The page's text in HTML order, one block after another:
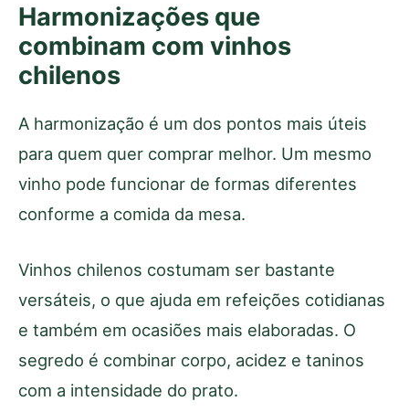
Harmonizações que
combinam com vinhos
chilenos
A harmonização é um dos pontos mais úteis
para quem quer comprar melhor. Um mesmo
vinho pode funcionar de formas diferentes
conforme a comida da mesa.
Vinhos chilenos costumam ser bastante
versáteis, o que ajuda em refeições cotidianas
e também em ocasiões mais elaboradas. O
segredo é combinar corpo, acidez e taninos
com a intensidade do prato.